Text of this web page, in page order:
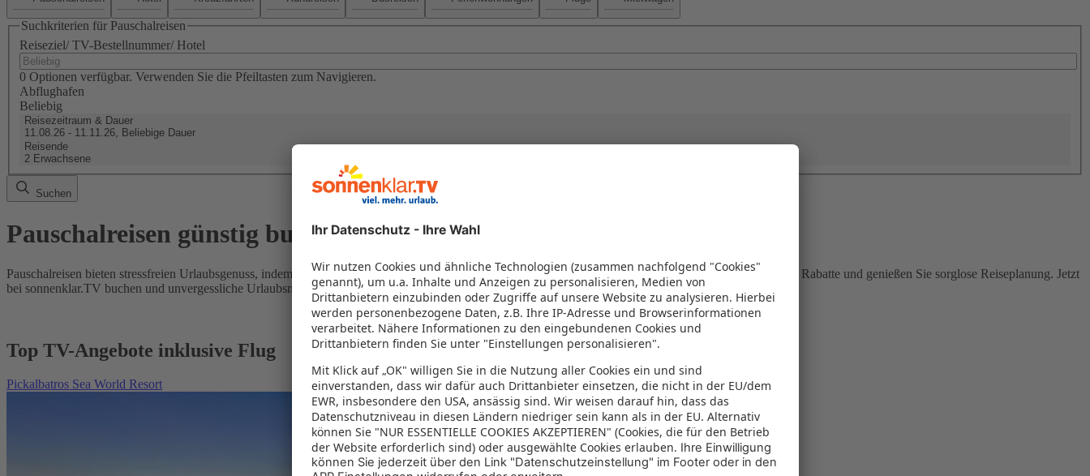
Suchkriterien für Pauschalreisen
Reiseziel/ TV-Bestellnummer/ Hotel
0 Optionen verfügbar. Verwenden Sie die Pfeiltasten zum Navigieren.
Abflughafen
Beliebig
Reisezeitraum & Dauer
11.08.26 - 11.11.26, Beliebige Dauer
Reisende
2 Erwachsene
Suchen
Pauschalreisen günstig buchen
Pauschalreisen bieten stressfreien Urlaubsgenuss, indem Flug und Hotel in einem Paket kombiniert werden – das spart Zeit und Geld. Nutzen Sie attraktive Rabatte und genießen Sie sorglose Reiseplanung. Jetzt
bei sonnenklar.TV buchen und unvergessliche Urlaubsmomente erleben!
Top TV-Angebote inklusive Flug
Pickalbatros Sea World Resort